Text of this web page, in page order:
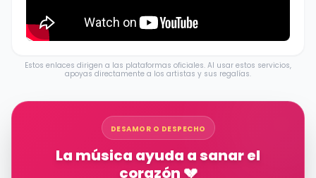
Estos enlaces dirigen a las plataformas oficiales. Al usar estos servicios,
apoyas directamente a los artistas y sus regalías.
DESAMOR O DESPECHO
La música ayuda a sanar el
corazón 💔